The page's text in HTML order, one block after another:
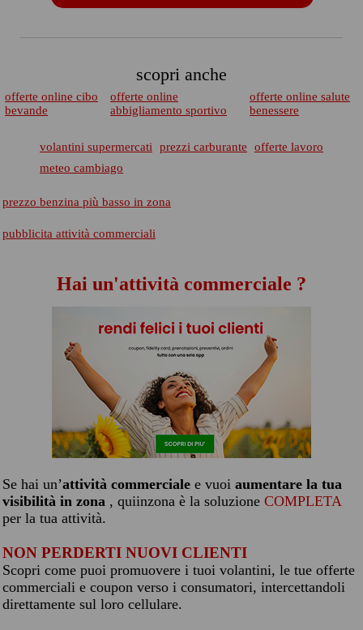
scopri anche
offerte online cibo
bevande
offerte online
abbigliamento sportivo
offerte online salute
benessere
volantini supermercati prezzi carburante
offerte lavoro
meteo cambiago
prezzo benzina più basso in zona
pubblicita attività commerciali
Hai un'attività commerciale ?
Se hai un’attività commerciale e vuoi aumentare la tua
visibilità in zona , quiinzona è la soluzione COMPLETA
per la tua attività.
NON PERDERTI NUOVI CLIENTI
Scopri come puoi promuovere i tuoi volantini, le tue offerte
commerciali e coupon verso i consumatori, intercettandoli
direttamente sul loro cellulare.